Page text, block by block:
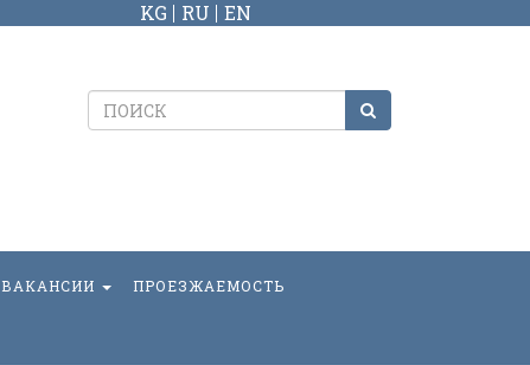
KG RU EN
ВАКАНСИИ ПРОЕЗЖАЕМОСТЬ